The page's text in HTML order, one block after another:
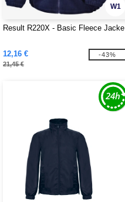
W1
Result R220X - Basic Fleece Jacke
12,16 €
21,45 €
-43%